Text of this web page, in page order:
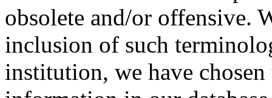
obsolete and/or offensive.
inclusion of such
institution, we have